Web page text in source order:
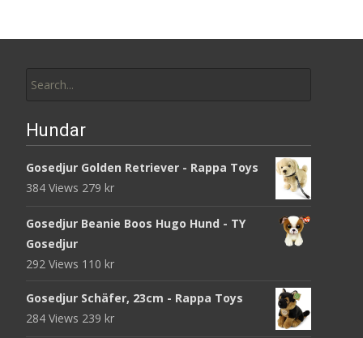
for:
Hundar
Gosedjur Golden Retriever - Rappa Toys
384 Views 279 kr
Gosedjur Beanie Boos Hugo Hund - TY
Gosedjur
292 Views 110 kr
Gosedjur Schäfer, 23cm - Rappa Toys
284 Views 239 kr